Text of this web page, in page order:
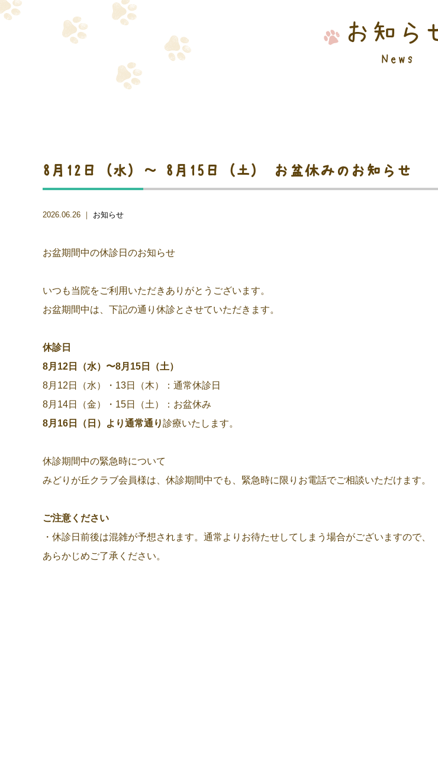
お知ら
News
8月12日（水）～ 8月15日（土） お盆休みのお知らせ
2026.06.26 ｜ お知らせ
お盆期間中の休診日のお知らせ
いつも当院をご利用いただきありがとうございます。
お盆期間中は、下記の通り休診とさせていただきます。
休診日
8月12日（水）〜8月15日（土）
8月12日（水）・13日（木）：通常休診日
8月14日（金）・15日（土）：お盆休み
8月16日（日）より通常通り診療いたします。
休診期間中の緊急時について
みどりが丘クラブ会員様は、休診期間中でも、緊急時に限りお電話でご相談いただけます。
ご注意ください
・休診日前後は混雑が予想されます。通常よりお待たせしてしまう場合がございますので、
あらかじめご了承ください。